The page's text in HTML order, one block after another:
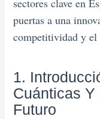
sectores clave en
puertas a una
competitividad y el
1.
Cuánticas Y
Futuro